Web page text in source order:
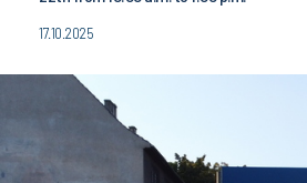
17.10.2025